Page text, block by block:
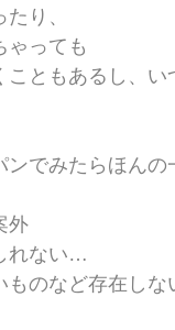
り、
ゃっても
こともあるし、
でみたらほんの
外
れない…
ものなど存在し